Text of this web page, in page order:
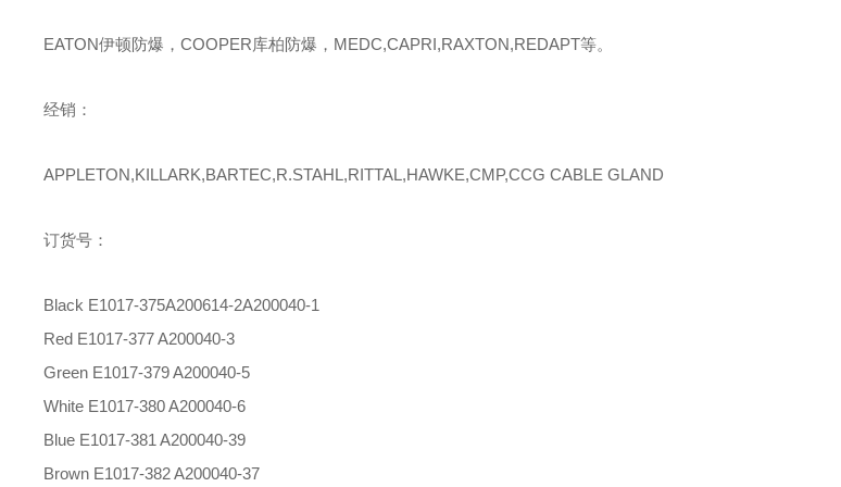
EATON伊顿防爆，COOPER库柏防爆，MEDC,CAPRI,RAXTON,REDAPT等。
经销：
APPLETON,KILLARK,BARTEC,R.STAHL,RITTAL,HAWKE,CMP,CCG CABLE GLAND
订货号：
Black E1017-375A200614-2A200040-1
Red E1017-377 A200040-3
Green E1017-379 A200040-5
White E1017-380 A200040-6
Blue E1017-381 A200040-39
Brown E1017-382 A200040-37